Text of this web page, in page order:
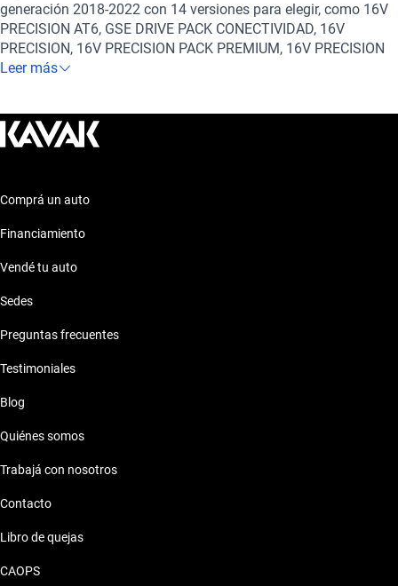
generación 2018-2022 con 14 versiones para elegir, como 16V
PRECISION AT6, GSE DRIVE PACK CONECTIVIDAD, 16V
PRECISION, 16V PRECISION PACK PREMIUM, 16V PRECISION
AT6 PACK PREMIUM, GSE DRIVE PACK CONECTIVIDAD S-
con la opción de transmisión Automático, Manual, es el auto
perfecto para cualquier situación.
Leer más
Comprá un auto
Financiamiento
Vendé tu auto
Sedes
Preguntas frecuentes
Testimoniales
Blog
Quiénes somos
Trabajá con nosotros
Contacto
Libro de quejas
CAOPS